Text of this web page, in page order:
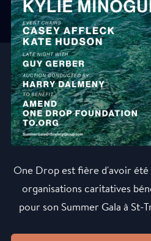
One Drop est fière d'avoir été
organisations caritatives
pour son Summer Gala à St-